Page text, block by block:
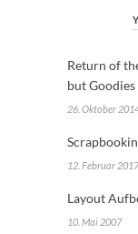
Return of
but Goodies
26. Oktober
12. Februar 2017
Layout
10. Mai 2007